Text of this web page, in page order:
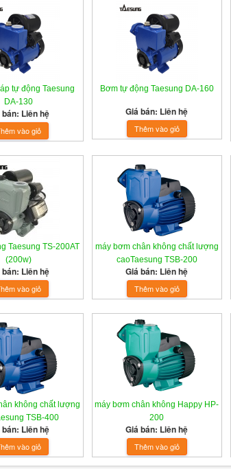
tự động Taesung
DA-130
bán: Liên hệ
Bơm tự động Taesung DA-160
Giá bán: Liên hệ
Taesung TS-200AT
(200w)
bán: Liên hệ
máy bơm chân không chất lượng
caoTaesung TSB-200
Giá bán: Liên hệ
không chất lượng
TSB-400
bán: Liên hệ
máy bơm chân không Happy HP-
200
Giá bán: Liên hệ